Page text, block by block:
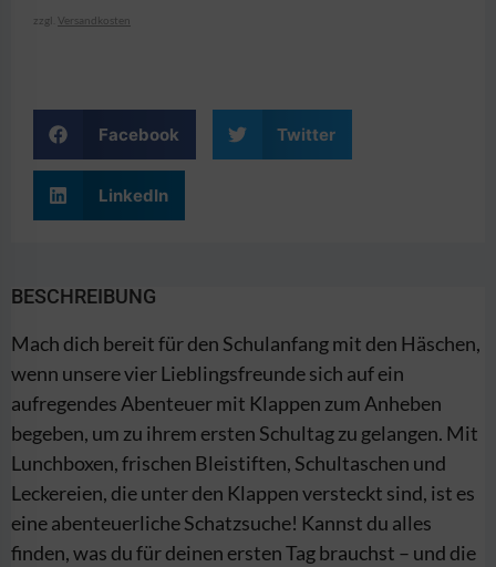
zzgl. Versandkosten
Facebook Twitter
LinkedIn
BESCHREIBUNG
Mach dich bereit für den Schulanfang mit den Häschen,
wenn unsere vier Lieblingsfreunde sich auf ein
aufregendes Abenteuer mit Klappen zum Anheben
begeben, um zu ihrem ersten Schultag zu gelangen. Mit
Lunchboxen, frischen Bleistiften, Schultaschen und
Leckereien, die unter den Klappen versteckt sind, ist es
eine abenteuerliche Schatzsuche! Kannst du alles
finden, was du für deinen ersten Tag brauchst – und die